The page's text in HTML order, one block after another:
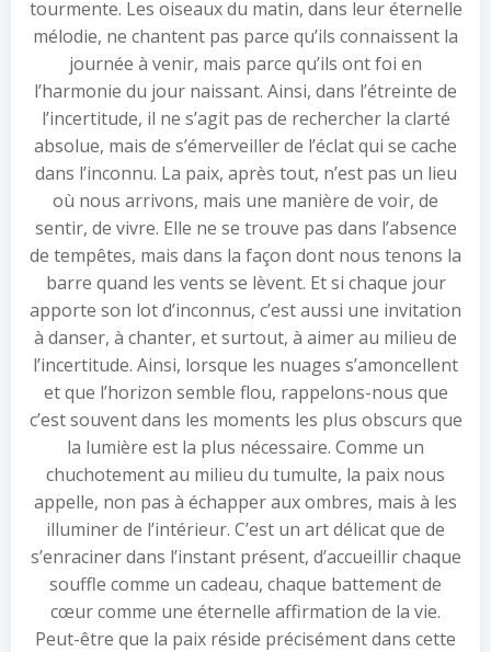
tourmente. Les oiseaux du matin, dans leur éternelle
mélodie, ne chantent pas parce qu’ils connaissent la
journée à venir, mais parce qu’ils ont foi en
l’harmonie du jour naissant. Ainsi, dans l’étreinte de
l’incertitude, il ne s’agit pas de rechercher la clarté
absolue, mais de s’émerveiller de l’éclat qui se cache
dans l’inconnu. La paix, après tout, n’est pas un lieu
où nous arrivons, mais une manière de voir, de
sentir, de vivre. Elle ne se trouve pas dans l’absence
de tempêtes, mais dans la façon dont nous tenons la
barre quand les vents se lèvent. Et si chaque jour
apporte son lot d’inconnus, c’est aussi une invitation
à danser, à chanter, et surtout, à aimer au milieu de
l’incertitude. Ainsi, lorsque les nuages s’amoncellent
et que l’horizon semble flou, rappelons-nous que
c’est souvent dans les moments les plus obscurs que
la lumière est la plus nécessaire. Comme un
chuchotement au milieu du tumulte, la paix nous
appelle, non pas à échapper aux ombres, mais à les
illuminer de l’intérieur. C’est un art délicat que de
s’enraciner dans l’instant présent, d’accueillir chaque
souffle comme un cadeau, chaque battement de
cœur comme une éternelle affirmation de la vie.
Peut-être que la paix réside précisément dans cette